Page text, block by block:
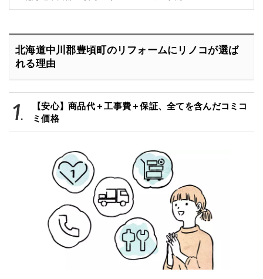
北海道中川郡豊頃町のリフォームにリノコが選ば
れる理由
【安心】商品代＋工事費＋保証、全てを含んだコミコ
ミ価格